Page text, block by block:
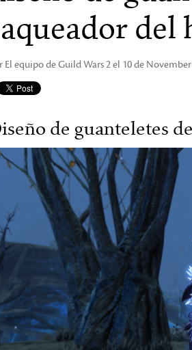
del
El equipo de Guild Wars 2 el 10 de November
de guanteletes